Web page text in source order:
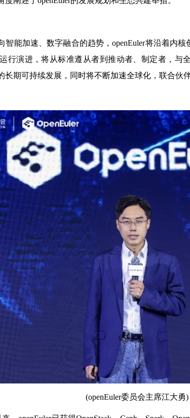
能加速、数字融合的趋势，openEuler将沿着内核
行演进，将从标准遵从者到推动者、制定者，与
长期可持续发展，同时将不断加速全球化，联合伙
(openEuler委员会主席江大勇)